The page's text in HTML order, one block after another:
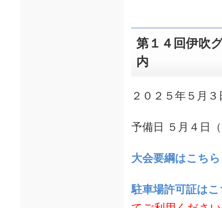
第１４回伊吹
内
２０２５年５月
予備日 ５月４日
大会要綱はこちら
駐車場許可証は